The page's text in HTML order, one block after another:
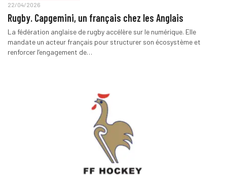
22/04/2026
Rugby. Capgemini, un français chez les Anglais
La fédération anglaise de rugby accélère sur le numérique. Elle
mandate un acteur français pour structurer son écosystème et
renforcer l’engagement de…